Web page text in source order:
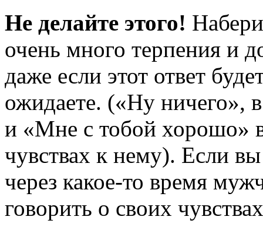
Не делайте этого!
очень много терпения и
даже если этот ответ
ожидаете. («Ну ничего»,
и «Мне с тобой хорошо»
чувствах к нему). Если
через какое-то время
говорить о своих